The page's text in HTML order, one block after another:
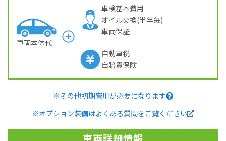
車両本体代
車検基本費用
オイル交換(半年毎)
車両保証
自動車税
自賠責保険
※その他初期費用が必要になります
※オプション装備はよくある質問をご覧ください